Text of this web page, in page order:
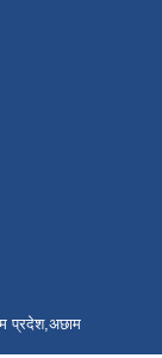
प्रदेश,अछाम